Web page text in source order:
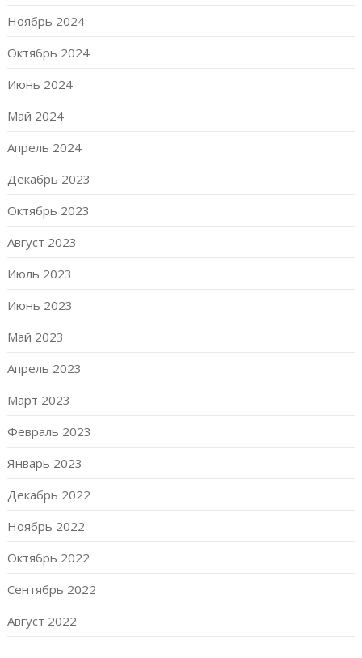
Ноябрь 2024
Октябрь 2024
Июнь 2024
Май 2024
Апрель 2024
Декабрь 2023
Октябрь 2023
Август 2023
Июль 2023
Июнь 2023
Май 2023
Апрель 2023
Март 2023
Февраль 2023
Январь 2023
Декабрь 2022
Ноябрь 2022
Октябрь 2022
Сентябрь 2022
Август 2022